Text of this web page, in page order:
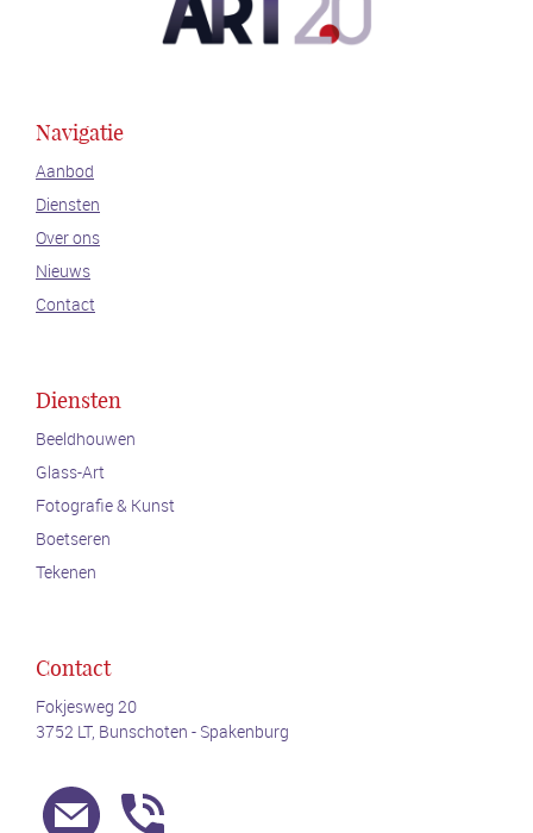
Navigatie
Aanbod
Diensten
Over ons
Nieuws
Contact
Diensten
Beeldhouwen
Glass-Art
Fotografie & Kunst
Boetseren
Tekenen
Contact
Fokjesweg 20
3752 LT, Bunschoten - Spakenburg